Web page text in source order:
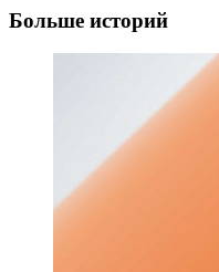
Больше историй